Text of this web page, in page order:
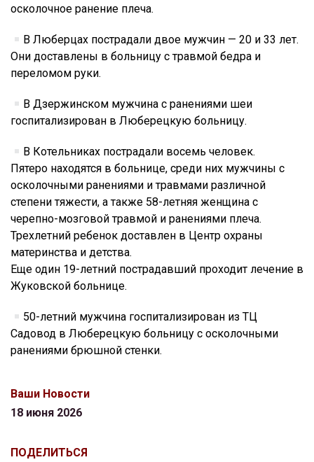
осколочное ранение плеча.
В Люберцах пострадали двое мужчин — 20 и 33 лет.
Они доставлены в больницу с травмой бедра и
переломом руки.
В Дзержинском мужчина с ранениями шеи
госпитализирован в Люберецкую больницу.
В Котельниках пострадали восемь человек.
Пятеро находятся в больнице, среди них мужчины с
осколочными ранениями и травмами различной
степени тяжести, а также 58-летняя женщина с
черепно-мозговой травмой и ранениями плеча.
Трехлетний ребенок доставлен в Центр охраны
материнства и детства.
Еще один 19-летний пострадавший проходит лечение в
Жуковской больнице.
50-летний мужчина госпитализирован из ТЦ
Садовод в Люберецкую больницу с осколочными
ранениями брюшной стенки.
Ваши Новости
18 июня 2026
ПОДЕЛИТЬСЯ